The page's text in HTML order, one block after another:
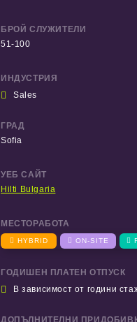
БРОЙ СЛУЖИТЕЛИ
51-100
ИНДУСТРИЯ
 Sales
ГРАД
Sofia
УЕБ САЙТ
Hilti Bulgaria
МЕСТОРАБОТА
 HYBRID  ON-SITE 
ГОДИШЕН ПЛАТЕН ОТПУСК
 В зависимост от години